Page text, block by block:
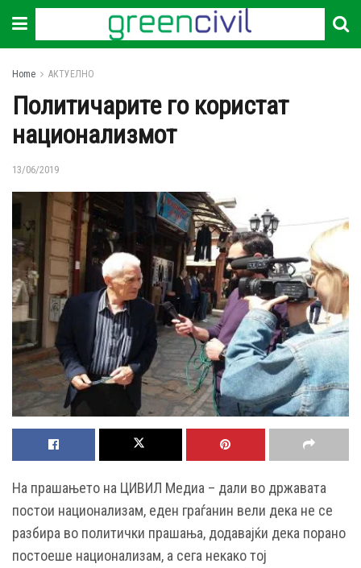
Home АКТУЕЛНО
Политичарите го користат
национализмот
13/06/2019
На прашањето на ЦИВИЛ Медиа – дали во државата
постои национализам, еден граѓанин вели дека не се
разбира во политички прашања, додавајќи дека порано
постоеше национализам, а сега некако тој